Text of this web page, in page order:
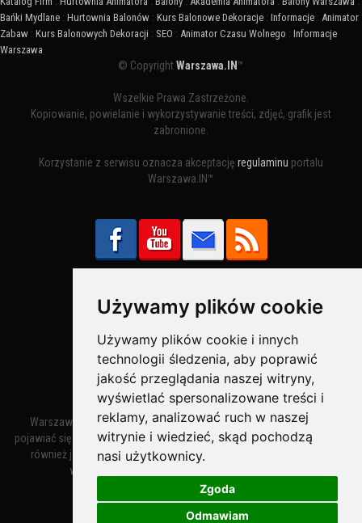
Używamy plików cookie
Używamy plików cookie i innych
technologii śledzenia, aby poprawić
jakość przeglądania naszej witryny,
wyświetlać spersonalizowane treści i
reklamy, analizować ruch w naszej
witrynie i wiedzieć, skąd pochodzą
nasi użytkownicy.
Zgoda
Odmawiam
Bańki Mydlane : Hurtownia Balonów : Kurs Balonowe Dekoracje : Informacje : Animator
Zabaw : Kurs Balonowych Dekoracji : SEO : Animator Czasu Wolnego : Informacje
Warszawa
© CopyrightWarszawa.IN ™
Wszelkie Prawa Zastrzeżone.
Kopiowanie, powielanie i wykorzystywanie treści, zdjęć, grafik jest
zabronione.
Korzystanie z serwisu oznacza akceptację regulaminu portalu
Warszawa.IN™
Bezpieczne Płatności obsługuje:
Warszawa – miasto stołeczne Warszawa. Nazwa miasta zaczęła
pojawiać się w dokumentach w XIV wieku jako Warszewa, a od XV wieku
również jako Warszowa. Zmiana nazwy na Warszawa w XV wieku
wynikała z mazowieckiej wymowy dialektycznej.